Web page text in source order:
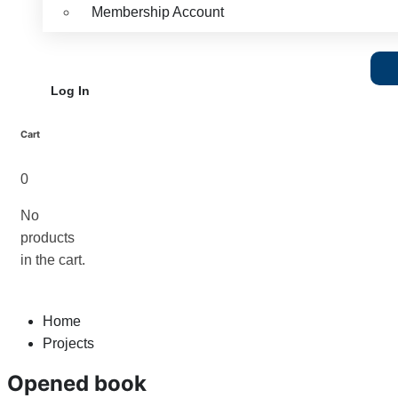
Membership Account
Log In
Cart
0
No
products
in the cart.
Home
Projects
Opened book